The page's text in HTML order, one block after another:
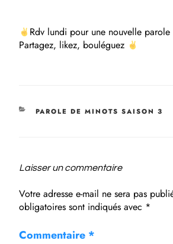
Rdv lundi pour une nouvelle
Partagez, likez, bouléguez
PAROLE DE MINOTS SAISON 3
Laisser un commentaire
Votre adresse e-mail ne sera pas
obligatoires sont indiqués avec *
Commentaire *